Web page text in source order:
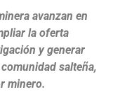
avanzan en
la oferta
y generar
salteña,
minero.